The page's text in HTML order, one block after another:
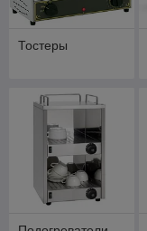
Тостеры